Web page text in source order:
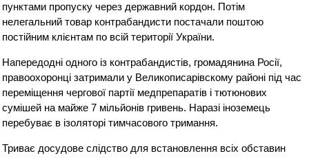
пунктами пропуску через державний кордон. Потім
нелегальний товар контрабандисти постачали поштою
постійним клієнтам по всій території України.
Напередодні одного із контрабандистів, громадянина Росії,
правоохоронці затримали у Великописарівскому районі під час
переміщення чергової партії медпрепаратів і тютюнових
сумішей на майже 7 мільйонів гривень. Наразі іноземець
перебуває в ізоляторі тимчасового тримання.
Триває досудове слідство для встановлення всіх обставин